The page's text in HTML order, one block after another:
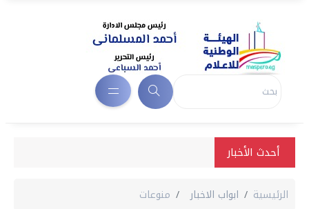
أحدث الأخبار
الرئيسية ابواب الاخبار منوعات